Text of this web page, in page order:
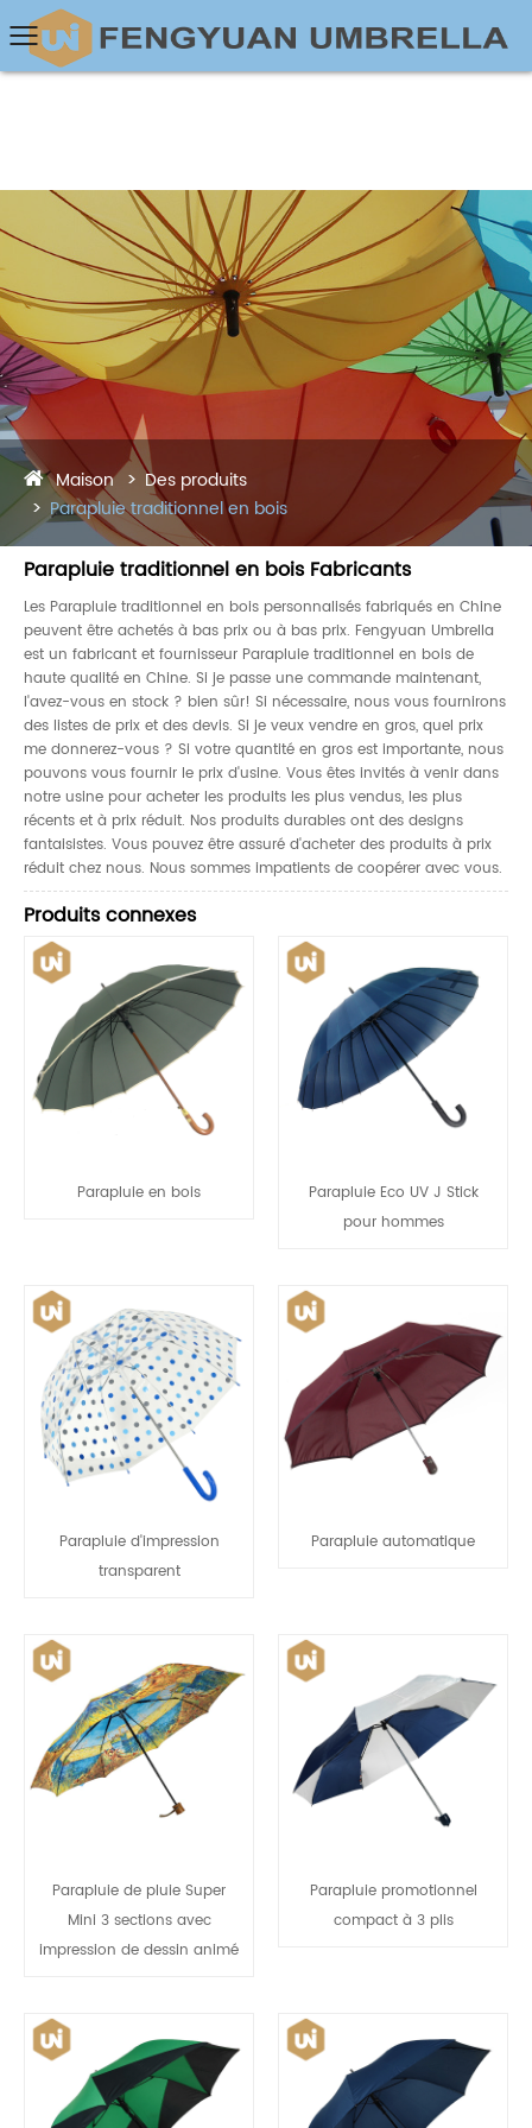
Maison
Des produits
Parapluie traditionnel en bois
Parapluie traditionnel en bois Fabricants
Les Parapluie traditionnel en bois personnalisés fabriqués en Chine
peuvent être achetés à bas prix ou à bas prix. Fengyuan Umbrella
est un fabricant et fournisseur Parapluie traditionnel en bois de
haute qualité en Chine. Si je passe une commande maintenant,
l'avez-vous en stock ? bien sûr! Si nécessaire, nous vous fournirons
des listes de prix et des devis. Si je veux vendre en gros, quel prix
me donnerez-vous ? Si votre quantité en gros est importante, nous
pouvons vous fournir le prix d'usine. Vous êtes invités à venir dans
notre usine pour acheter les produits les plus vendus, les plus
récents et à prix réduit. Nos produits durables ont des designs
fantaisistes. Vous pouvez être assuré d'acheter des produits à prix
réduit chez nous. Nous sommes impatients de coopérer avec vous.
Produits connexes
Parapluie en bois
Parapluie Eco UV J Stick
pour hommes
Parapluie d'impression
transparent
Parapluie automatique
Parapluie de pluie Super
Mini 3 sections avec
impression de dessin animé
Parapluie promotionnel
compact à 3 plis